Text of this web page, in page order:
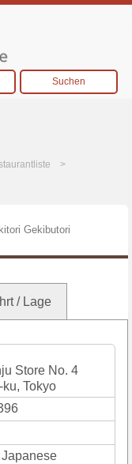
Suchen
Gekibutori
/ Lage
Store No. 4
Tokyo
Japanese